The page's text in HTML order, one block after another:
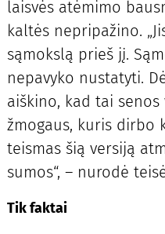
laisvės atėmimo
kaltės nepripažino.
sąmokslą prieš jį.
nepavyko nustatyti.
aiškino, kad tai
žmogaus, kuris dirbo
teismas šią versiją
sumos“, – nurodė
Tik faktai